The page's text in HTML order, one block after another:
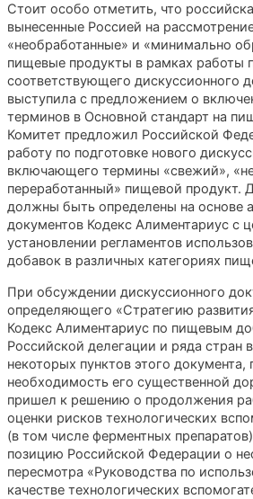
Стоит особо отметить, что
вынесенные Россией на
«необработанные» и «минимально
пищевые продукты в рамках работы
соответствующего дискуссионного
выступила с предложением о
терминов в Основной стандарт на
Комитет предложил Российской
работу по подготовке нового
включающего термины «свежий»,
переработанный» пищевой продукт.
должны быть определены на основе
документов Кодекс Алиментариус с
установлении регламентов
добавок в различных категориях
При обсуждении дискуссионного
определяющего «Стратегию
Кодекс Алиментариус по пищевым
Российской делегации и ряда стран
некоторых пунктов этого документа,
необходимость его существенной
пришел к решению о продолжения
оценки рисков технологических
(в том числе ферментных
позицию Российской Федерации о
пересмотра «Руководства по
качестве технологических